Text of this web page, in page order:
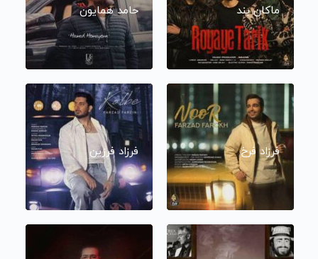
ماکان بند حامد همایون
فرزاد فرخ فرزاد فرزین